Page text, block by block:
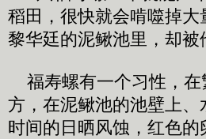
稻田，很快就会啃噬掉
黎华廷的泥鳅池里，却
福寿螺有一个习性，在
方，在泥鳅池的池壁上
时间的日晒风蚀，红色